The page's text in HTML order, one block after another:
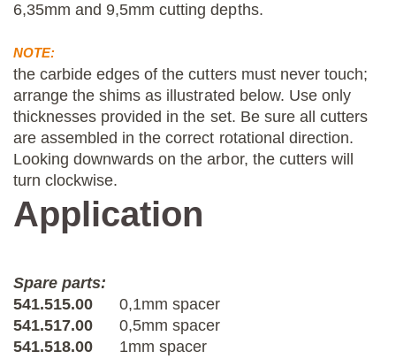
6,35mm and9,5mm cutting depths.
NOTE:
the carbide edges of the cutters must never touch;
arrange the shims as illustrated below. Use only
thicknesses provided in the set. Be sure all cutters
are assembled in the correct rotational direction.
Looking downwards on the arbor, the cutters will
turn clockwise.
Application
Spare parts:
541.515.00 0,1mm spacer
541.517.00 0,5mm spacer
541.518.00
1mm spacer